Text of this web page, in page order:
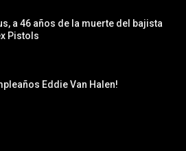
a 46 años de la muerte del bajista
Pistols
Eddie Van Halen!